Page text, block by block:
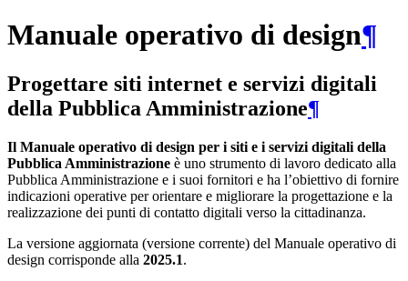
Manuale operativo di design¶
Progettare siti internet e servizi digitali
della Pubblica Amministrazione¶
Il Manuale operativo di design per i siti e i servizi digitali della
Pubblica Amministrazione è uno strumento di lavoro dedicato alla
Pubblica Amministrazione e i suoi fornitori e ha l’obiettivo di fornire
indicazioni operative per orientare e migliorare la progettazione e la
realizzazione dei punti di contatto digitali verso la cittadinanza.
La versione aggiornata (versione corrente) del Manuale operativo di
design corrisponde alla 2025.1.